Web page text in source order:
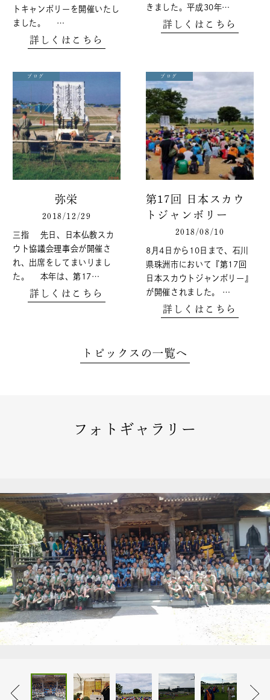
トキャンポリーを開催いたし
ました。 …
詳しくはこちら
きました。平成30年…
詳しくはこちら
ブログ
弥栄
2018/12/29
三指 先日、日本仏教スカ
ウト協議会理事会が開催さ
れ、出席をしてまいりまし
た。 本年は、第17…
詳しくはこちら
ブログ
第17回 日本スカウ
トジャンボリー
2018/08/10
8月4日から10日まで、石川
県珠洲市において『第17回
日本スカウトジャンボリー』
が開催されました。 …
詳しくはこちら
トピックスの一覧へ
フォトギャラリー